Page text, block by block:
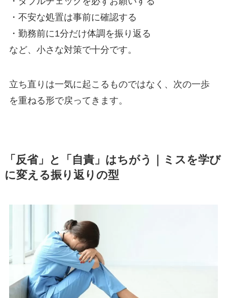
・不安な処置は事前に確認する
・勤務前に1分だけ体調を振り返る
など、小さな対策で十分です。
立ち直りは一気に起こるものではなく、次の一歩
を重ねる形で戻ってきます。
「反省」と「自責」はちがう｜ミスを学び
に変える振り返りの型